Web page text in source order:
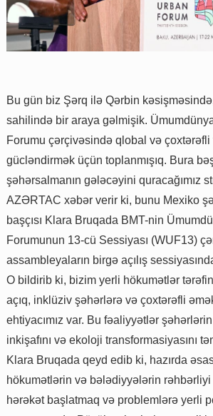
Bu gün biz Şərq ilə Qərbin
sahilində bir araya gəlmişik.
Forumu çərçivəsində qlobal və çoxtərəfli
gücləndirmək üçün toplanmışıq. Bura
şəhərsalmanın gələcəyini quracağımız
AZƏRTAC xəbər verir ki, bunu Mexiko
başçısı Klara Bruqada BMT-nin
Forumunun 13-cü Sessiyası (WUF13)
assambleyaların birgə açılış
O bildirib ki, bizim yerli hökumətlər
açıq, inklüziv şəhərlərə və çoxtərəfli
ehtiyacımız var. Bu fəaliyyətlər
inkişafını və ekoloji transformasiyasını
Klara Bruqada qeyd edib ki, hazırda
hökumətlərin və bələdiyyələrin
hərəkət başlatmaq və problemlərə yerli